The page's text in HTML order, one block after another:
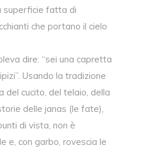
superficie fatta di
che portano il cielo
dire: “sei una capretta
Usando la tradizione
del cucito, del telaio, della
delle janas (le fate),
di vista, non è
e, con garbo, rovescia le